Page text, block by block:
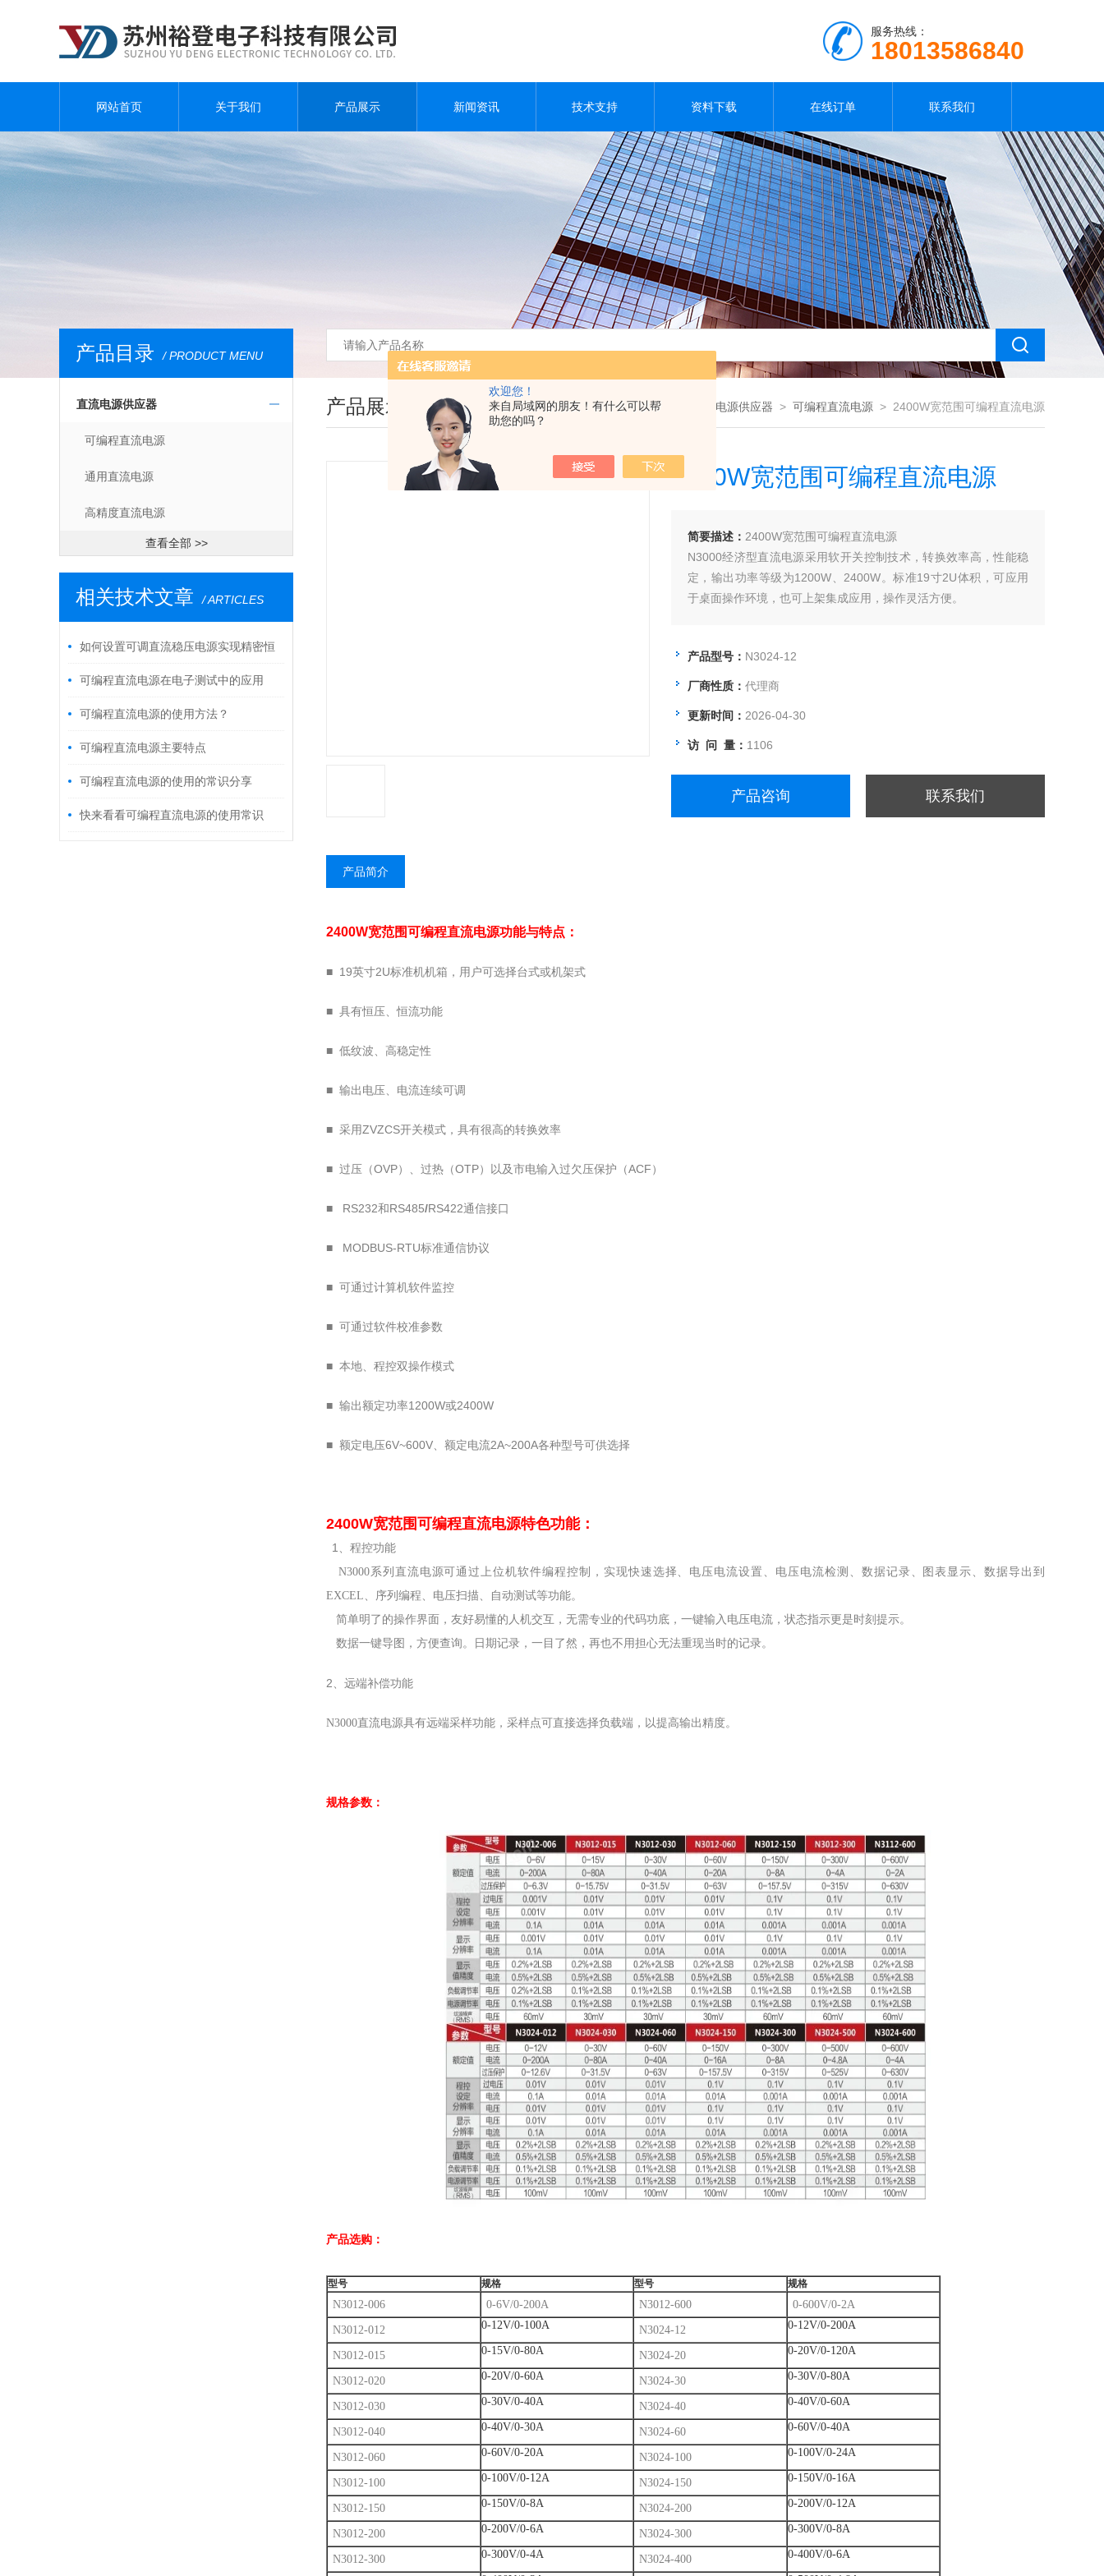
欢迎您！
来自局域网的朋友！有什么可以帮
助您的吗？
服务热线：
18013586840
网站首页 关于我们 产品展示 新闻资讯 技术支持 资料下载 在线订单 联系我们
产品目录 / PRODUCT MENU
直流电源供应器
可编程直流电源
通用直流电源
高精度直流电源
查看全部 >>
相关技术文章 / ARTICLES
如何设置可调直流稳压电源实现精密恒
流输出
可编程直流电源在电子测试中的应用
可编程直流电源的使用方法？
可编程直流电源主要特点
可编程直流电源的使用的常识分享
快来看看可编程直流电源的使用常识
产品展示 您现在的位置： 首页>产品展示 直流电源供应器 > 可编程直流电源 > 2400W宽范围可编程直流电源
2400W宽范围可编程直流电源
简要描述： 2400W宽范围可编程直流电源
N3000经济型直流电源采用软开关控制技术，转换效率高，性能稳
定，输出功率等级为1200W、2400W。标准19寸2U体积，可应用
于桌面操作环境，也可上架集成应用，操作灵活方便。
产品型号： N3024-12
厂商性质： 代理商
更新时间： 2026-04-30
访 问 量： 1106
产品咨询 联系我们
产品简介
2400W宽范围可编程直流电源功能与特点：
■ 19英寸2U标准机机箱，用户可选择台式或机架式
■ 具有恒压、恒流功能
■ 低纹波、高稳定性
■ 输出电压、电流连续可调
■ 采用ZVZCS开关模式，具有很高的转换效率
■ 过压（OVP）、过热（OTP）以及市电输入过欠压保护（ACF）
■ RS232和RS485/RS422通信接口
■ MODBUS-RTU标准通信协议
■ 可通过计算机软件监控
■ 可通过软件校准参数
■ 本地、程控双操作模式
■ 输出额定功率1200W或2400W
■ 额定电压6V~600V、额定电流2A~200A各种型号可供选择
2400W宽范围可编程直流电源特色功能：
1、 程控功能
N3000系列直流电源可通过上位机软件编程控制，实现快速选择、电压电流设置、电压电流检测、数据记录、图表显示、数据导出到
EXCEL、序列编程、电压扫描、自动测试等功能。
简单明了的操作界面，友好易懂的人机交互，无需专业的代码功底，一键输入电压电流，状态指示更是时刻提示。
数据一键导图，方便查询。日期记录，一目了然，再也不用担心无法重现当时的记录。
2、远端补偿功能
N3000直流电源具有远端采样功能，采样点可直接选择负载端，以提高输出精度。
规格参数：
产品选购：
型号 规格 型号 规格
N3012-006 0-6V/0-200A N3012-600 0-600V/0-2A
N3012-012 0-12V/0-100A N3024-12 0-12V/0-200A
N3012-015 0-15V/0-80A N3024-20 0-20V/0-120A
N3012-020 0-20V/0-60A N3024-30 0-30V/0-80A
N3012-030 0-30V/0-40A N3024-40 0-40V/0-60A
N3012-040 0-40V/0-30A N3024-60 0-60V/0-40A
N3012-060 0-60V/0-20A N3024-100 0-100V/0-24A
N3012-100 0-100V/0-12A N3024-150 0-150V/0-16A
N3012-150 0-150V/0-8A N3024-200 0-200V/0-12A
N3012-200 0-200V/0-6A N3024-300 0-300V/0-8A
N3012-300 0-300V/0-4A N3024-400 0-400V/0-6A